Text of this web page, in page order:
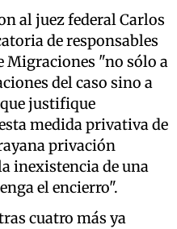
al juez federal Carlos
de responsables
Migraciones "no sólo a
del caso sino a
justifique
medida privativa de
privación
inexistencia de una
el encierro".
cuatro más ya